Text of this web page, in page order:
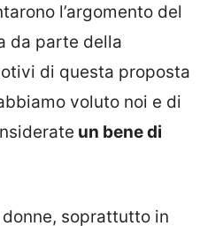
l’argomento del
da parte della
di questa proposta
voluto noi e di
un bene di
soprattutto in